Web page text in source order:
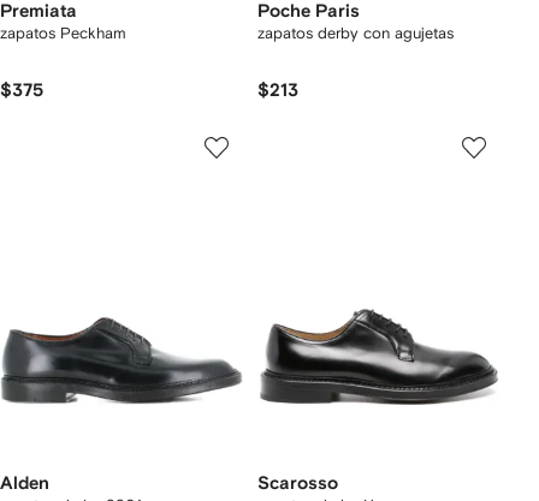
Premiata
zapatos Peckham
$375
Poche Paris
zapatos derby con agujetas
$213
Alden Scarosso